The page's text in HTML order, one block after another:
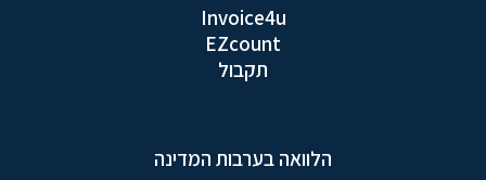
Invoice4u
EZcount
תקבול
הלוואה בערבות המדינה